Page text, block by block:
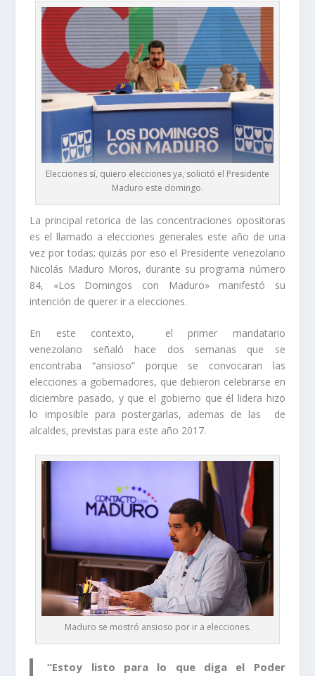
Elecciones sí, quiero elecciones ya, solicitó el Presidente
Maduro este domingo.
La principal retorica de las concentraciones opositoras
es el llamado a elecciones generales este año de una
vez por todas; quizás por eso el Presidente venezolano
Nicolás Maduro Moros, durante su programa número
84, «Los Domingos con Maduro» manifestó su
intención de querer ir a elecciones.
En este contexto, el primer mandatario
venezolano señaló hace dos semanas que se
encontraba “ansioso” porque se convocaran las
elecciones a gobernadores, que debieron celebrarse en
diciembre pasado, y que el gobierno que él lidera hizo
lo imposible para postergarlas, ademas de las de
alcaldes, previstas para este año 2017.
Maduro se mostró ansioso por ir a elecciones.
“Estoy listo para lo que diga el Poder